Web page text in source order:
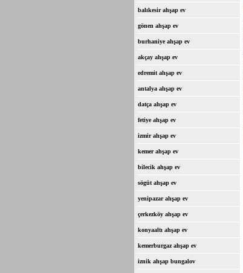
balıkesir ahşap ev
gönen ahşap ev
burhaniye ahşap ev
akçay ahşap ev
edremit ahşap ev
antalya ahşap ev
datça ahşap ev
fetiye ahşap ev
izmir ahşap ev
kemer ahşap ev
bilecik ahşap ev
sögüt ahşap ev
yenipazar ahşap ev
çerkezköy ahşap ev
konyaaltı ahşap ev
kemerburgaz ahşap ev
iznik ahşap bungalov